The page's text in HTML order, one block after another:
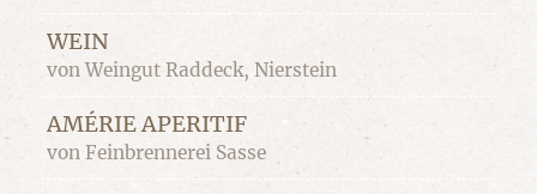
WEIN
von Weingut Raddeck, Nierstein
AMÉRIE APERITIF
von Feinbrennerei Sasse